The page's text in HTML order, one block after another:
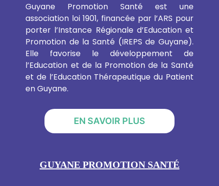
Guyane Promotion Santé est une
association loi 1901, financée par l’ARS pour
porter l’Instance Régionale d’Education et
Promotion de la Santé (IREPS de Guyane).
Elle favorise le développement de
l’Education et de la Promotion de la Santé
et de l’Education Thérapeutique du Patient
en Guyane.
EN SAVOIR PLUS
GUYANE PROMOTION SANTÉ